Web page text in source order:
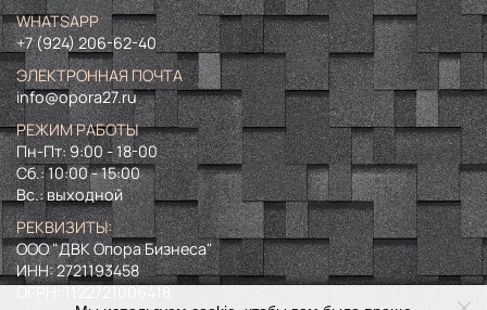
WHATSAPP
+7 (924) 206-62-40
ЭЛЕКТРОННАЯ ПОЧТА
info@opora27.ru
РЕЖИМ РАБОТЫ
Пн-Пт: 9:00 - 18-00
Сб.: 10:00 - 15:00
Вс.: выходной
РЕКВИЗИТЫ:
ООО "ДВК Опора Бизнеса"
ИНН:2721193458
ОГРН:1122721006418